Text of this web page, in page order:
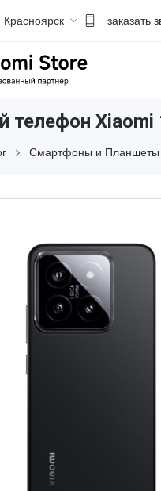
Красноярск заказать
телефон Xiaomi
Смартфоны и Планшеты